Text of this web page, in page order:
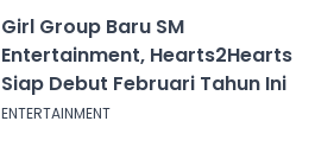
Girl Group Baru SM
Entertainment, Hearts2Hearts
Siap Debut Februari Tahun Ini
ENTERTAINMENT